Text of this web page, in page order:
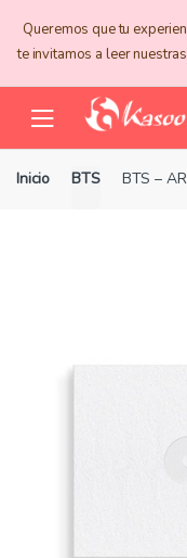
navigation
content
Queremos que tu
te invitamos a leer nuestras
Inicio BTS BTS –